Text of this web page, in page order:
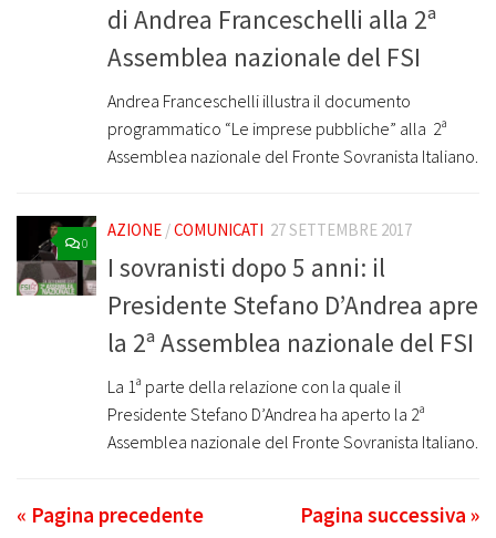
di Andrea Franceschelli alla 2ª
Assemblea nazionale del FSI
Andrea Franceschelli illustra il documento
programmatico “Le imprese pubbliche” alla 2ª
Assemblea nazionale del Fronte Sovranista Italiano.
0
AZIONE /COMUNICATI 27 SETTEMBRE 2017
I sovranisti dopo 5 anni: il
Presidente Stefano D’Andrea apre
la 2ª Assemblea nazionale del FSI
La 1ª parte della relazione con la quale il
Presidente Stefano D’Andrea ha aperto la 2ª
Assemblea nazionale del Fronte Sovranista Italiano.
« Pagina precedente Pagina successiva »